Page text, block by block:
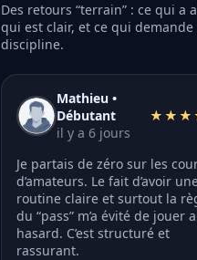
Des retours “terrain” : ce qui a
qui est clair, et ce qui demande
discipline.
Mathieu •
Débutant
il y a 6 jours
Je partais de zéro sur les
d’amateurs. Le fait d’avoir
routine claire et surtout la
du “pass” m’a évité de jouer
hasard. C’est structuré et
rassurant.